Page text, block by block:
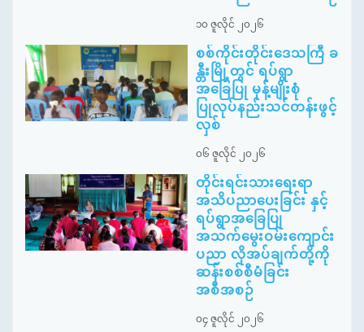
၁၀ ဇူလိုင် ၂၀၂၆
စစ်ကိုင်းတိုင်းဒေသကြီ ခ
န္တီးမြို့တွင် ရပ်ရွာ
အခြေပြု မုန့်မျိုးစုံ
ပြုလုပ်နည်းသင်တန်းဖွင့်
လှစ်
၀၆ ဇူလိုင် ၂၀၂၆
တိုင်းရင်းသားရေးရာ
အသိပညာပေးခြင်း နှင့်
ရပ်ရွာအခြေပြု
အသက်မွေးဝမ်းကျောင်း
ပညာ လိုအပ်ချက်တို့ကို
ဆန်းစစ်စီမံခြင်း
အစီအစဉ်
၀၄ ဇူလိုင် ၂၀၂၆